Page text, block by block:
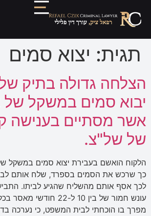
תגית: יצוא סמים
הצלחה גדולה בתיק
אשר מסתיים בענישה
של של"צ.
כך שרכש את הסמים בספרד, שלח אותם
לכך אסף אותם מהשליח שהגיע לביתו.
עונש חמור של בין 10 ל-22
מפרך בו הוכחתי לבית המשפט, כי נערכה